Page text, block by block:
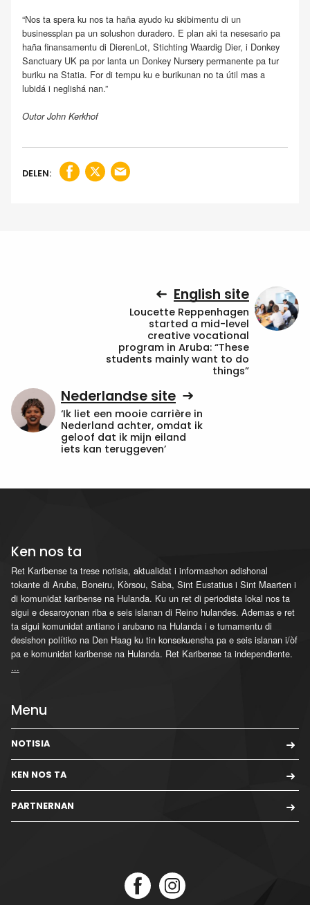
“Nos ta spera ku nos ta haña ayudo ku skibimentu di un
businessplan pa un solushon duradero. E plan aki ta nesesario pa
haña finansamentu di DierenLot, Stichting Waardig Dier, i Donkey
Sanctuary UK pa por lanta un Donkey Nursery permanente pa tur
buriku na Statia. For di tempu ku e burikunan no ta útil mas a
lubidá i neglishá nan.”
Outor John Kerkhof
DELEN:
English site
Loucette Reppenhagen
started a mid-level
creative vocational
program in Aruba: “These
students mainly want to do
things”
Nederlandse site
‘Ik liet een mooie carrière in
Nederland achter, omdat ik
geloof dat ik mijn eiland
iets kan teruggeven’
Ken nos ta
Ret Karibense ta trese notisia, aktualidat i informashon adishonal
tokante di Aruba, Boneiru, Kòrsou, Saba, Sint Eustatius i Sint Maarten i
di komunidat karibense na Hulanda. Ku un ret di periodista lokal nos ta
sigui e desaroyonan riba e seis islanan di Reino hulandes. Ademas e ret
ta sigui komunidat antiano i arubano na Hulanda i e tumamentu di
desishon polítiko na Den Haag ku tin konsekuensha pa e seis islanan i/òf
pa e komunidat karibense na Hulanda. Ret Karibense ta independiente.
...
Menu
NOTISIA
KEN NOS TA
PARTNERNAN